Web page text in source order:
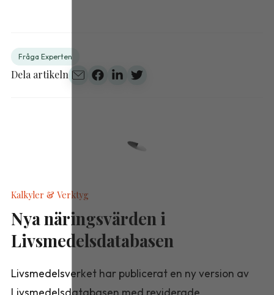
Fråga Experten
Dela artikeln
Kalkyler & Verktyg
Nya näringsvärden i
Livsmedelsdatabasen
Livsmedelsverket har publicerat en ny version av
Livsmedelsdatabasen med reviderade